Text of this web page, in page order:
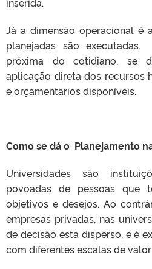
Já a dimensão operacional é
planejadas são
próxima do cotidiano, se
aplicação direta dos recursos
e orçamentários disponíveis.
Como se dá o Planejamento
Universidades são
povoadas de pessoas que
objetivos e desejos. Ao
empresas privadas, nas
de decisão está disperso, e é
com diferentes escalas de valor.